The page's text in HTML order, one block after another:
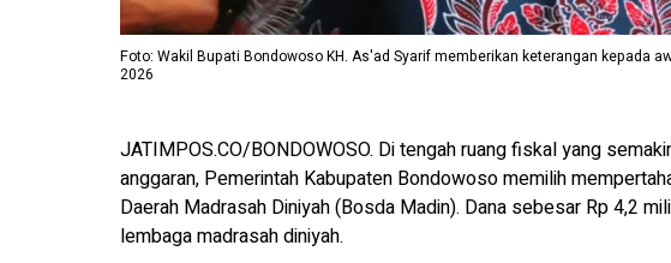
Foto: Wakil Bupati Bondowoso KH. As'ad Syarif memberikan keterangan kepada
2026
JATIMPOS.CO/BONDOWOSO. Di tengah ruang fiskal yang
anggaran, Pemerintah Kabupaten Bondowoso memilih
Daerah Madrasah Diniyah (Bosda Madin). Dana sebesar Rp 4,2
lembaga madrasah diniyah.